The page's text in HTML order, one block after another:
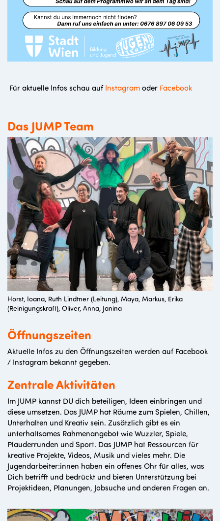
Für aktuelle Infos schau aufInstagramoder Facebook
Das JUMP Team
Horst, Ioana, Ruth Lindtner (Leitung), Maya, Markus, Erika
(Reinigungskraft), Oliver, Anna, Janina
Öffnungszeiten
Aktuelle Infos zu den Öffnungszeiten werden auf Facebook
/ Instagram bekannt gegeben.
Zentrale Aktivitäten
Im JUMP kannst DU dich beteiligen, Ideen einbringen und
diese umsetzen. Das JUMP hat Räume zum Spielen, Chillen,
Unterhalten und Kreativ sein. Zusätzlich gibt es ein
unterhaltsames Rahmenangebot wie Wuzzler, Spiele,
Plauderrunden und Sport. Das JUMP hat Ressourcen für
kreative Projekte, Videos, Musik und vieles mehr. Die
Jugendarbeiter:innen haben ein offenes Ohr für alles, was
Dich betrifft und bedrückt und bieten Unterstützung bei
Projektideen, Planungen, Jobsuche und anderen Fragen an.